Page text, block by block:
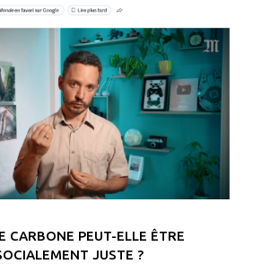
CARBONE PEUT-ELLE ÊTRE
JUSTE ?